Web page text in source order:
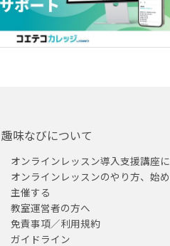
趣味なびについて
オンラインレッスン導入支援講座
オンラインレッスンのやり方、始
主催する
教室運営者の方へ
免責事項／利用規約
ガイドライン